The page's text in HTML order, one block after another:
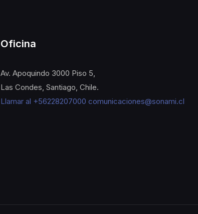
Oficina
Av. Apoquindo 3000 Piso 5,
Las Condes, Santiago, Chile.
Llamar al +56228207000 comunicaciones@sonami.cl